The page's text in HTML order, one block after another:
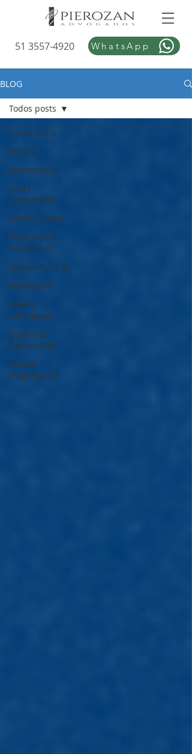
51 3557-4920 WhatsApp
BLOG
Todos posts
Vídeos
Institucional
Civil /
Consumidor
Direito Digital
Propriedade
Intelectual
Direito Autoral
Imobiliário
Direito
Contratual
Direito do
Consumidor
Direito
Empresarial
Todos posts